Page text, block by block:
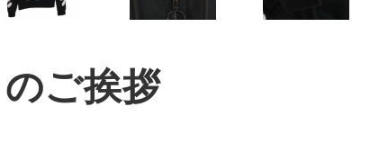
ご挨拶